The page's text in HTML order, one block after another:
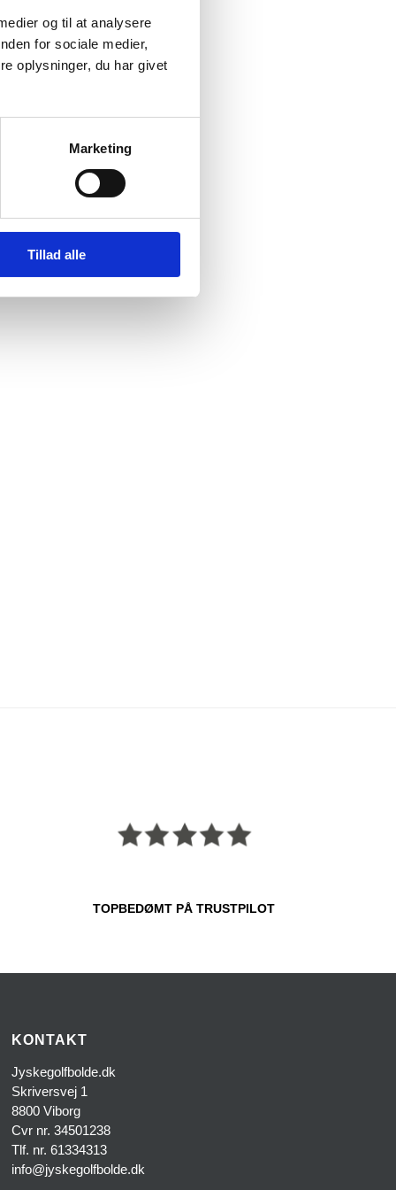
og til at analysere
for sociale medier,
oplysninger, du har givet
Marketing
Tillad alle
TOPBEDØMT PÅ TRUSTPILOT
KONTAKT
Jyskegolfbolde.dk
Skriversvej 1
8800 Viborg
Cvr nr. 34501238
Tlf. nr. 61334313
info@jyskegolfbolde.dk